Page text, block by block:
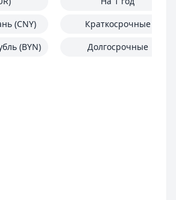
(CNY)
(BYN)
Краткосрочные
Долгосрочные